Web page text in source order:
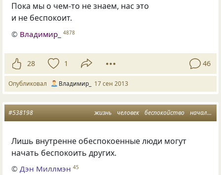
Пока мы о чем-то не знаем, нас это
и не беспокоит.
© Владимир_ 4878
28 1 46
Опубликовал Владимир_ 17 сен 2013
жизнь человек беспокойство начальник
#538198
Лишь внутренне обеспокоенные люди могут
начать беспокоить других.
©Дэн Миллмэн 45